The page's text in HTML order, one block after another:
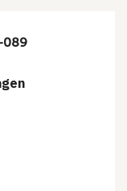
089